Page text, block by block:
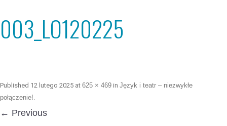
003_LO120225
Published 12 lutego 2025 at 625 × 469 in Język i teatr – niezwykłe
połączenie!.
← Previous